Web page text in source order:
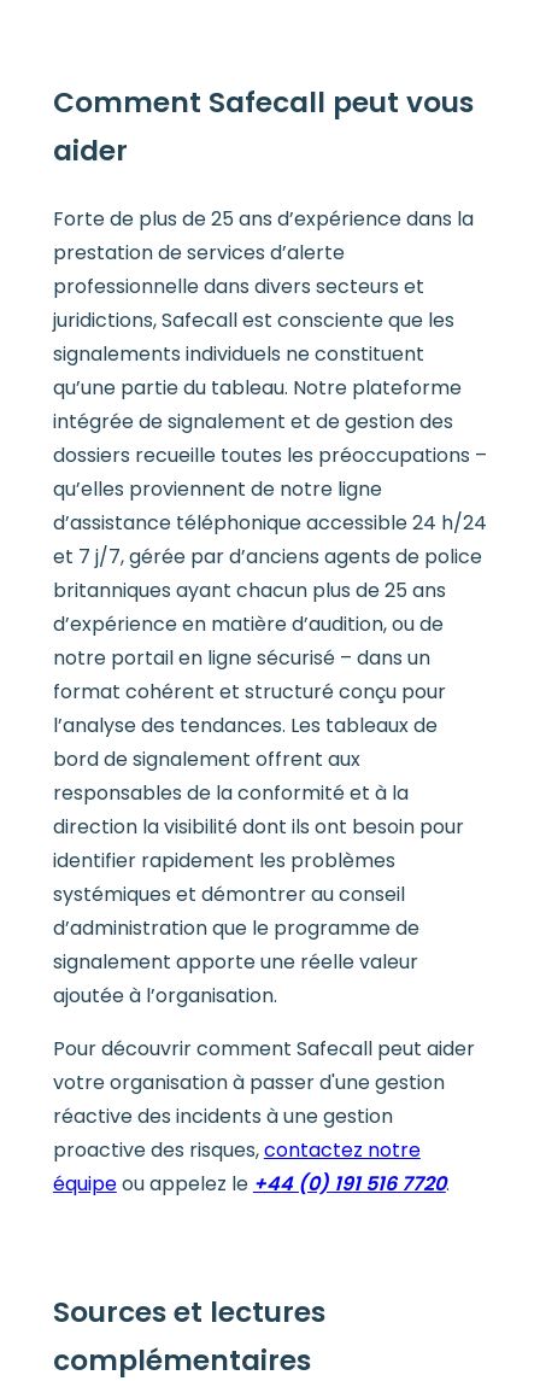
Comment Safecall peut vous
aider
Forte de plus de 25 ans d’expérience dans la
prestation de services d’alerte
professionnelle dans divers secteurs et
juridictions, Safecall est consciente que les
signalements individuels ne constituent
qu’une partie du tableau. Notre plateforme
intégrée de signalement et de gestion des
dossiers recueille toutes les préoccupations –
qu’elles proviennent de notre ligne
d’assistance téléphonique accessible 24 h/24
et 7 j/7, gérée par d’anciens agents de police
britanniques ayant chacun plus de 25 ans
d’expérience en matière d’audition, ou de
notre portail en ligne sécurisé – dans un
format cohérent et structuré conçu pour
l’analyse des tendances. Les tableaux de
bord de signalement offrent aux
responsables de la conformité et à la
direction la visibilité dont ils ont besoin pour
identifier rapidement les problèmes
systémiques et démontrer au conseil
d’administration que le programme de
signalement apporte une réelle valeur
ajoutée à l’organisation.
Pour découvrir comment Safecall peut aider
votre organisation à passer d'une gestion
réactive des incidents à une gestion
proactive des risques,contactez notre
équipeou appelez le +44 (0) 191 516 7720.
Sources et lectures
complémentaires